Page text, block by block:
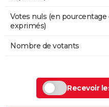
Votes nuls (en pourcentage
exprimés)
Nombre de votants
Recevoir